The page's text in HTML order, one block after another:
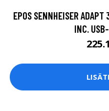
EPOS SENNHEISER
INC.